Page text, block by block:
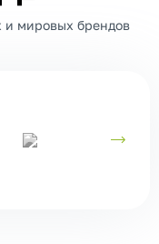
и мировых брендов